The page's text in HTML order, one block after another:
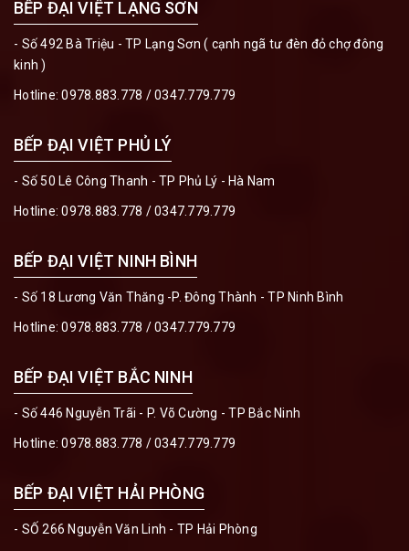
BẾP ĐẠI VIỆT LẠNG SƠN
- Số 492 Bà Triệu - TP Lạng Sơn ( cạnh ngã tư đèn đỏ chợ đông
kinh )
Hotline:0978.883.778 /0347.779.779
BẾP ĐẠI VIỆT PHỦ LÝ
- Số 50 Lê Công Thanh - TP Phủ Lý - Hà Nam
Hotline:0978.883.778 /0347.779.779
BẾP ĐẠI VIỆT NINH BÌNH
- Số 18 Lương Văn Thăng -P. Đông Thành - TP Ninh Bình
Hotline:0978.883.778 /0347.779.779
BẾP ĐẠI VIỆT BẮC NINH
- Số 446 Nguyễn Trãi - P. Võ Cường - TP Bắc Ninh
Hotline:0978.883.778 /0347.779.779
BẾP ĐẠI VIỆT HẢI PHÒNG
- SỐ 266 Nguyễn Văn Linh - TP Hải Phòng